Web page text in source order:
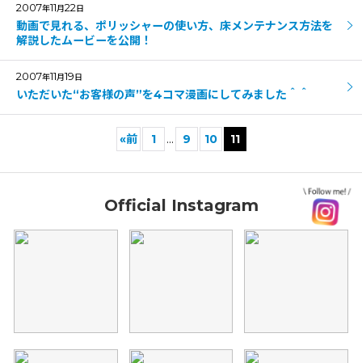
2007年11月22日
動画で見れる、ポリッシャーの使い方、床メンテナンス方法を
解説したムービーを公開！
2007年11月19日
いただいた“お客様の声”を4コマ漫画にしてみました＾＾
«前 1 ... 9 10 11
Official Instagram